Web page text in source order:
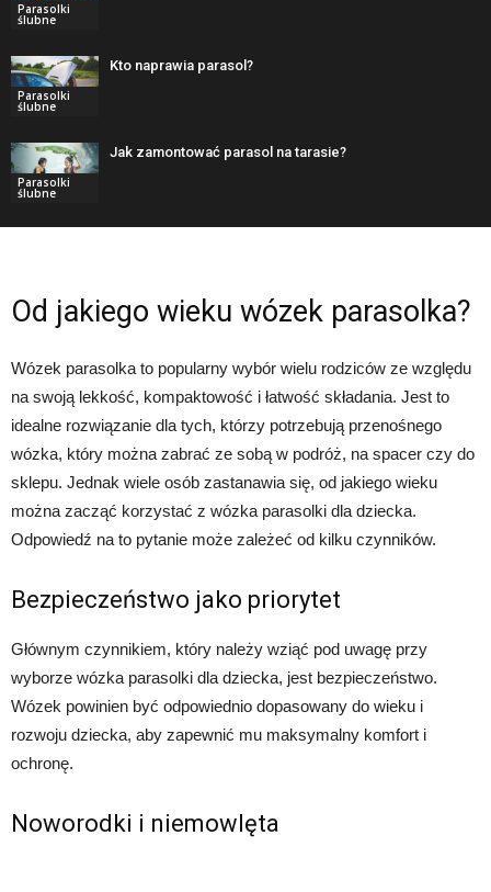
Parasolki
ślubne
Parasolki
ślubne
Kto naprawia parasol?
Parasolki
ślubne
Jak zamontować parasol na tarasie?
Od jakiego wieku wózek parasolka?
Wózek parasolka to popularny wybór wielu rodziców ze względu
na swoją lekkość, kompaktowość i łatwość składania. Jest to
idealne rozwiązanie dla tych, którzy potrzebują przenośnego
wózka, który można zabrać ze sobą w podróż, na spacer czy do
sklepu. Jednak wiele osób zastanawia się, od jakiego wieku
można zacząć korzystać z wózka parasolki dla dziecka.
Odpowiedź na to pytanie może zależeć od kilku czynników.
Bezpieczeństwo jako priorytet
Głównym czynnikiem, który należy wziąć pod uwagę przy
wyborze wózka parasolki dla dziecka, jest bezpieczeństwo.
Wózek powinien być odpowiednio dopasowany do wieku i
rozwoju dziecka, aby zapewnić mu maksymalny komfort i
ochronę.
Noworodki i niemowlęta